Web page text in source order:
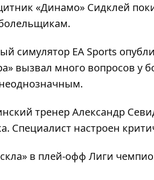
«Динамо» Сидклей
симулятор EA Sports
вызвал много вопросов у
.
тренерАлександр
. Специалист настроен
в плей-офф Лиги